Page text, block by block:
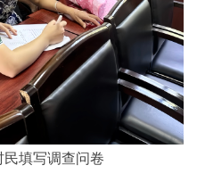
民填写调查问卷